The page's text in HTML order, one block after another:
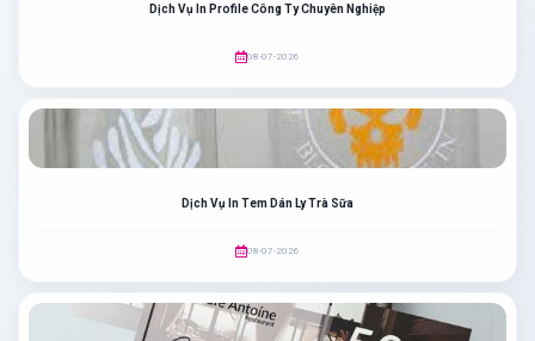
Dịch Vụ In Profile Công Ty Chuyên Nghiệp
08-07-2026
Dịch Vụ In Tem Dán Ly Trà Sữa
08-07-2026